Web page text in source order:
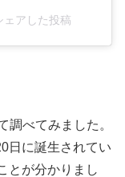
アした投稿
調べてみました。
日に誕生されてい
とが分かりまし